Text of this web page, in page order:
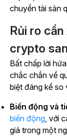
chuyển tài sản
Rủi ro
crypto
Bất chấp lời
chắc chắn về
biệt đáng kể so
Biến động và
biến động, với
giá trong một